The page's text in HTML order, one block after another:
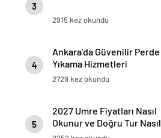
3
2915 kez okundu
4
Ankara’da Güvenilir Perde
Yıkama Hizmetleri
2729 kez okundu
5
2027 Umre Fiyatları Nasıl
Okunur ve Doğru Tur Nasıl
Seçilir